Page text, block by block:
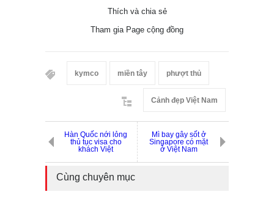
Thích và chia sẻ
Tham gia Page cộng đồng
kymco miền tây phượt thủ
Cảnh đẹp Việt Nam
Hàn Quốc nới lỏng
thủ tục visa cho
khách Việt
Mì bay gây sốt ở
Singapore có mặt
ở Việt Nam
Cùng chuyên mục